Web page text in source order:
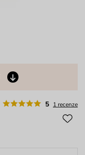
5 1 recenze